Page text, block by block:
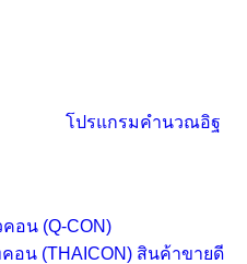
โปรแกรมคำนวณอิฐ
อน (Q-CON)
อน (THAICON) สินค้าขายดี